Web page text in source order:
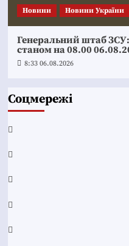
Новини Новини України
Генеральний штаб
станом на 08.00
8:33 06.08.2026
Соцмережі
Facebook
YouTube
Telegram
Instagram
Twitter